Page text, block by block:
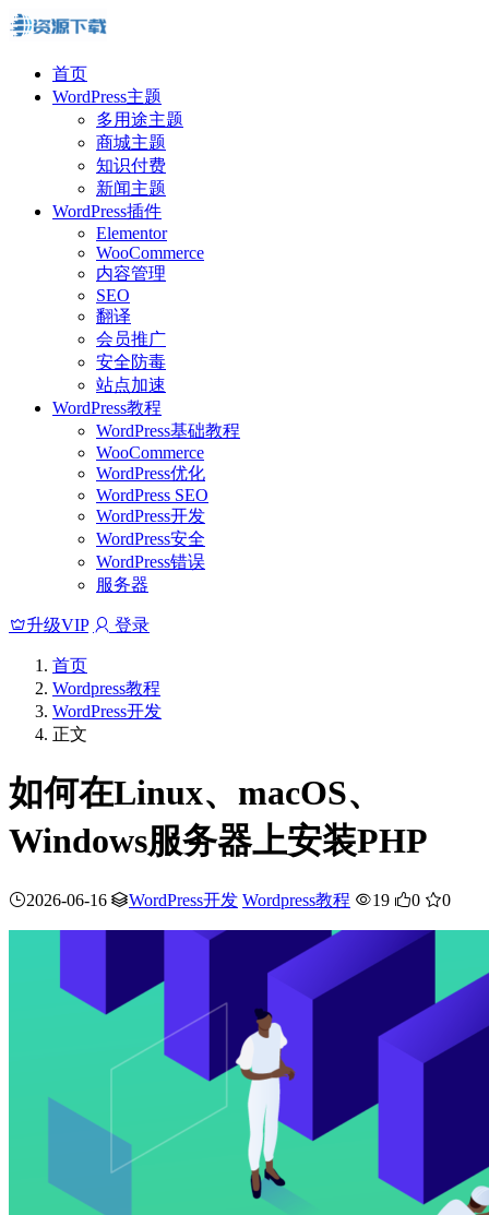
首页
WordPress主题
多用途主题
商城主题
知识付费
新闻主题
WordPress插件
Elementor
WooCommerce
内容管理
SEO
翻译
会员推广
安全防毒
站点加速
WordPress教程
WordPress基础教程
WooCommerce
WordPress优化
WordPress SEO
WordPress开发
WordPress安全
WordPress错误
服务器
升级VIP 登录
首页
Wordpress教程
WordPress开发
正文
如何在Linux、macOS、
Windows服务器上安装PHP
2026-06-16 WordPress开发 Wordpress教程 19 0 0